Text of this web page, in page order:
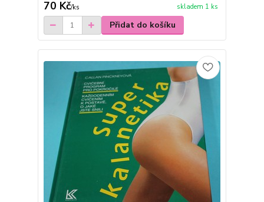
70 Kč/ks skladem 1 ks
Přidat do košíku